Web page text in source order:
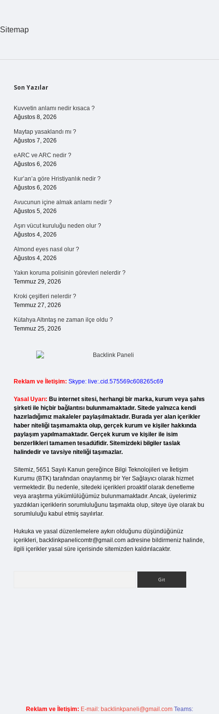
Sitemap
Sidebar
Son Yazılar
Kuvvetin anlamı nedir kısaca ?
Ağustos 8, 2026
Maytap yasaklandı mı ?
Ağustos 7, 2026
eARC ve ARC nedir ?
Ağustos 6, 2026
Kur’an’a göre Hristiyanlık nedir ?
Ağustos 6, 2026
Avucunun içine almak anlamı nedir ?
Ağustos 5, 2026
Aşırı vücut kuruluğu neden olur ?
Ağustos 4, 2026
Almond eyes nasıl olur ?
Ağustos 4, 2026
Yakın koruma polisinin görevleri nelerdir ?
Temmuz 29, 2026
Kroki çeşitleri nelerdir ?
Temmuz 27, 2026
Kütahya Altıntaş ne zaman ilçe oldu ?
Temmuz 25, 2026
Reklam ve İletişim: Skype: live:.cid.575569c608265c69
Yasal Uyarı: Bu internet sitesi, herhangi bir marka, kurum veya şahıs
şirketi ile hiçbir bağlantısı bulunmamaktadır. Sitede yalnızca kendi
hazırladığımız makaleler paylaşılmaktadır. Burada yer alan içerikler
haber niteliği taşımamakta olup, gerçek kurum ve kişiler hakkında
paylaşım yapılmamaktadır. Gerçek kurum ve kişiler ile isim
benzerlikleri tamamen tesadüfidir. Sitemizdeki bilgiler taslak
halindedir ve tavsiye niteliği taşımazlar.
Sitemiz, 5651 Sayılı Kanun gereğince Bilgi Teknolojileri ve İletişim
Kurumu (BTK) tarafından onaylanmış bir Yer Sağlayıcı olarak hizmet
vermektedir. Bu nedenle, sitedeki içerikleri proaktif olarak denetleme
veya araştırma yükümlülüğümüz bulunmamaktadır. Ancak, üyelerimiz
yazdıkları içeriklerin sorumluluğunu taşımakta olup, siteye üye olarak bu
sorumluluğu kabul etmiş sayılırlar.
Hukuka ve yasal düzenlemelere aykırı olduğunu düşündüğünüz
içerikleri, backlinkpanelicomtr@gmail.com adresine bildirmeniz halinde,
ilgili içerikler yasal süre içerisinde sitemizden kaldırılacaktır.
Reklam ve İletişim: E-mail: backlinkpaneli@gmail.com Teams: